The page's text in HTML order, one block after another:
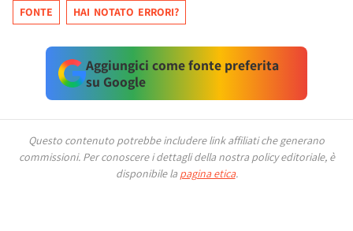
FONTE HAI NOTATO ERRORI?
Aggiungici come fonte preferita
su Google
Questo contenuto potrebbe includere link affiliati che generano
commissioni. Per conoscere i dettagli della nostra policy editoriale, è
disponibile la pagina etica.